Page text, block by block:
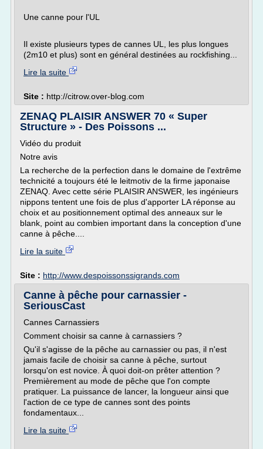
Une canne pour l'UL
Il existe plusieurs types de cannes UL, les plus longues
(2m10 et plus) sont en général destinées au rockfishing...
Lire la suite
Site : http://citrow.over-blog.com
ZENAQ PLAISIR ANSWER 70 « Super
Structure » - Des Poissons ...
Vidéo du produit
Notre avis
La recherche de la perfection dans le domaine de l'extrême
technicité a toujours été le leitmotiv de la firme japonaise
ZENAQ. Avec cette série PLAISIR ANSWER, les ingénieurs
nippons tentent une fois de plus d'apporter LA réponse au
choix et au positionnement optimal des anneaux sur le
blank, point au combien important dans la conception d'une
canne à pêche....
Lire la suite
Site : http://www.despoissonssigrands.com
Canne à pêche pour carnassier -
SeriousCast
Cannes Carnassiers
Comment choisir sa canne à carnassiers ?
Qu'il s'agisse de la pêche au carnassier ou pas, il n'est
jamais facile de choisir sa canne à pêche, surtout
lorsqu'on est novice. À quoi doit-on prêter attention ?
Premièrement au mode de pêche que l'on compte
pratiquer. La puissance de lancer, la longueur ainsi que
l'action de ce type de cannes sont des points
fondamentaux...
Lire la suite